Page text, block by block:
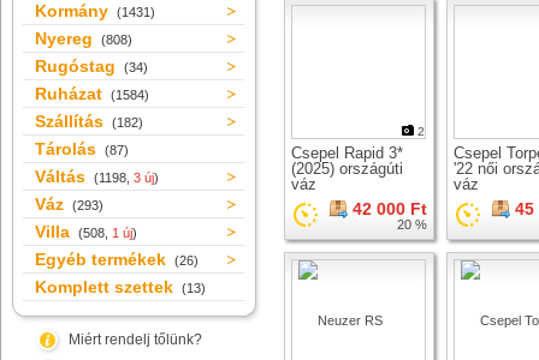
Kormány (1431)
Nyereg (808)
Rugóstag (34)
Ruházat (1584)
Szállítás (182)
Tárolás (87)
Váltás (1198, 3 új)
Váz (293)
Villa (508, 1 új)
Egyéb termékek (26)
Komplett szettek (13)
Miért rendelj tőlünk?
2
Csepel Rapid 3*
(2025) országúti
váz
42 000 Ft
20 %
Csepel
'22 női
váz
45